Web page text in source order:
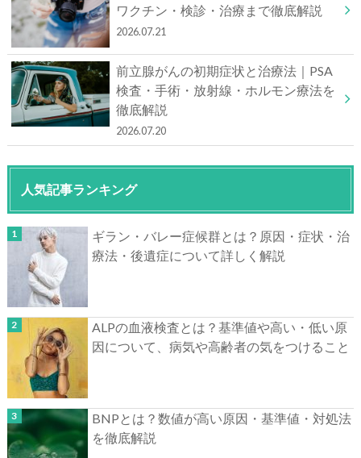
ワクチン・検診・治療まで徹底解説
2026.07.21
前立腺がんの初期症状と治療法｜PSA
検査・手術・放射線・ホルモン療法を
徹底解説
2026.07.20
人気記事ランキング
ギラン・バレー症候群とは？原因・症状・治
療法・後遺症について詳しく解説
ALPの血液検査とは？基準値や高い・低い原
因について、病気や高齢者の気をつけること
BNPとは？数値が高い原因・基準値・対処法
を徹底解説